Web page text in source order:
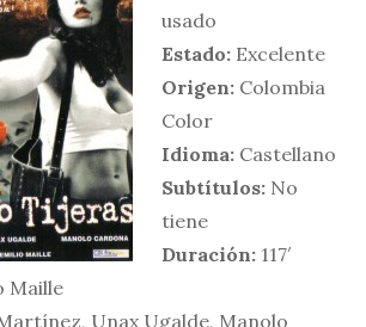
usado
Estado: Excelente
Origen: Colombia
Color
Idioma: Castellano
Subtítulos: No
tiene
Duración: 117′
Maille
Unax Ugalde, Manolo